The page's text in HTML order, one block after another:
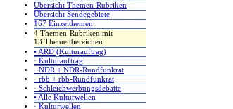
Übersicht Themen-Rubriken
Übersicht Sendegebiete
167 Einzelthemen
4 Themen-Rubriken mit
13 Themenbereichen
• ARD (Kulturauftrag)
· Kulturauftrag
· NDR + NDR-Rundfunkrat
· rbb + rbb-Rundfunkrat
· Schleichwerbungsdebatte
• Alle Kulturwellen
· Kulturwellen